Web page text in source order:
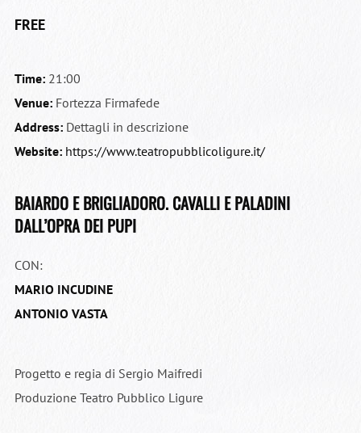
FREE
Time:21:00
Venue:Fortezza Firmafede
Address:Dettagli in descrizione
Website: https://www.teatropubblicoligure.it/
BAIARDO E BRIGLIADORO. CAVALLI E PALADINI
DALL’OPRA DEI PUPI
CON:
MARIO INCUDINE
ANTONIO VASTA
Progetto e regia di Sergio Maifredi
Produzione Teatro Pubblico Ligure